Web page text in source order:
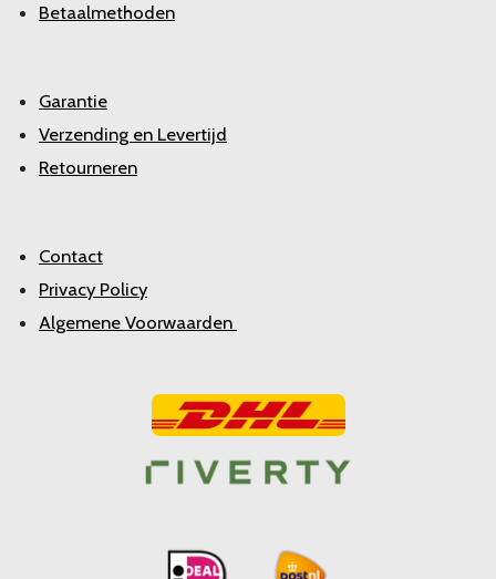
Betaalmethoden
Garantie
Verzending en Levertijd
Retourneren
Contact
Privacy Policy
Algemene Voorwaarden